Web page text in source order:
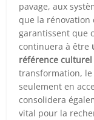
pavage, aux
que la rénovation
garantissent que
continuera à être
référence
transformation,
seulement en
consolidera
vital pour la